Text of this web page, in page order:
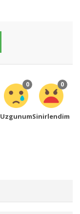
0
Uzgunum
0
Sinirlendim